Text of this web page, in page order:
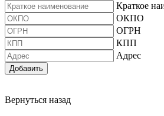
Краткое
ОКПО
ОГРН
КПП
Адрес
Добавить
Вернуться назад